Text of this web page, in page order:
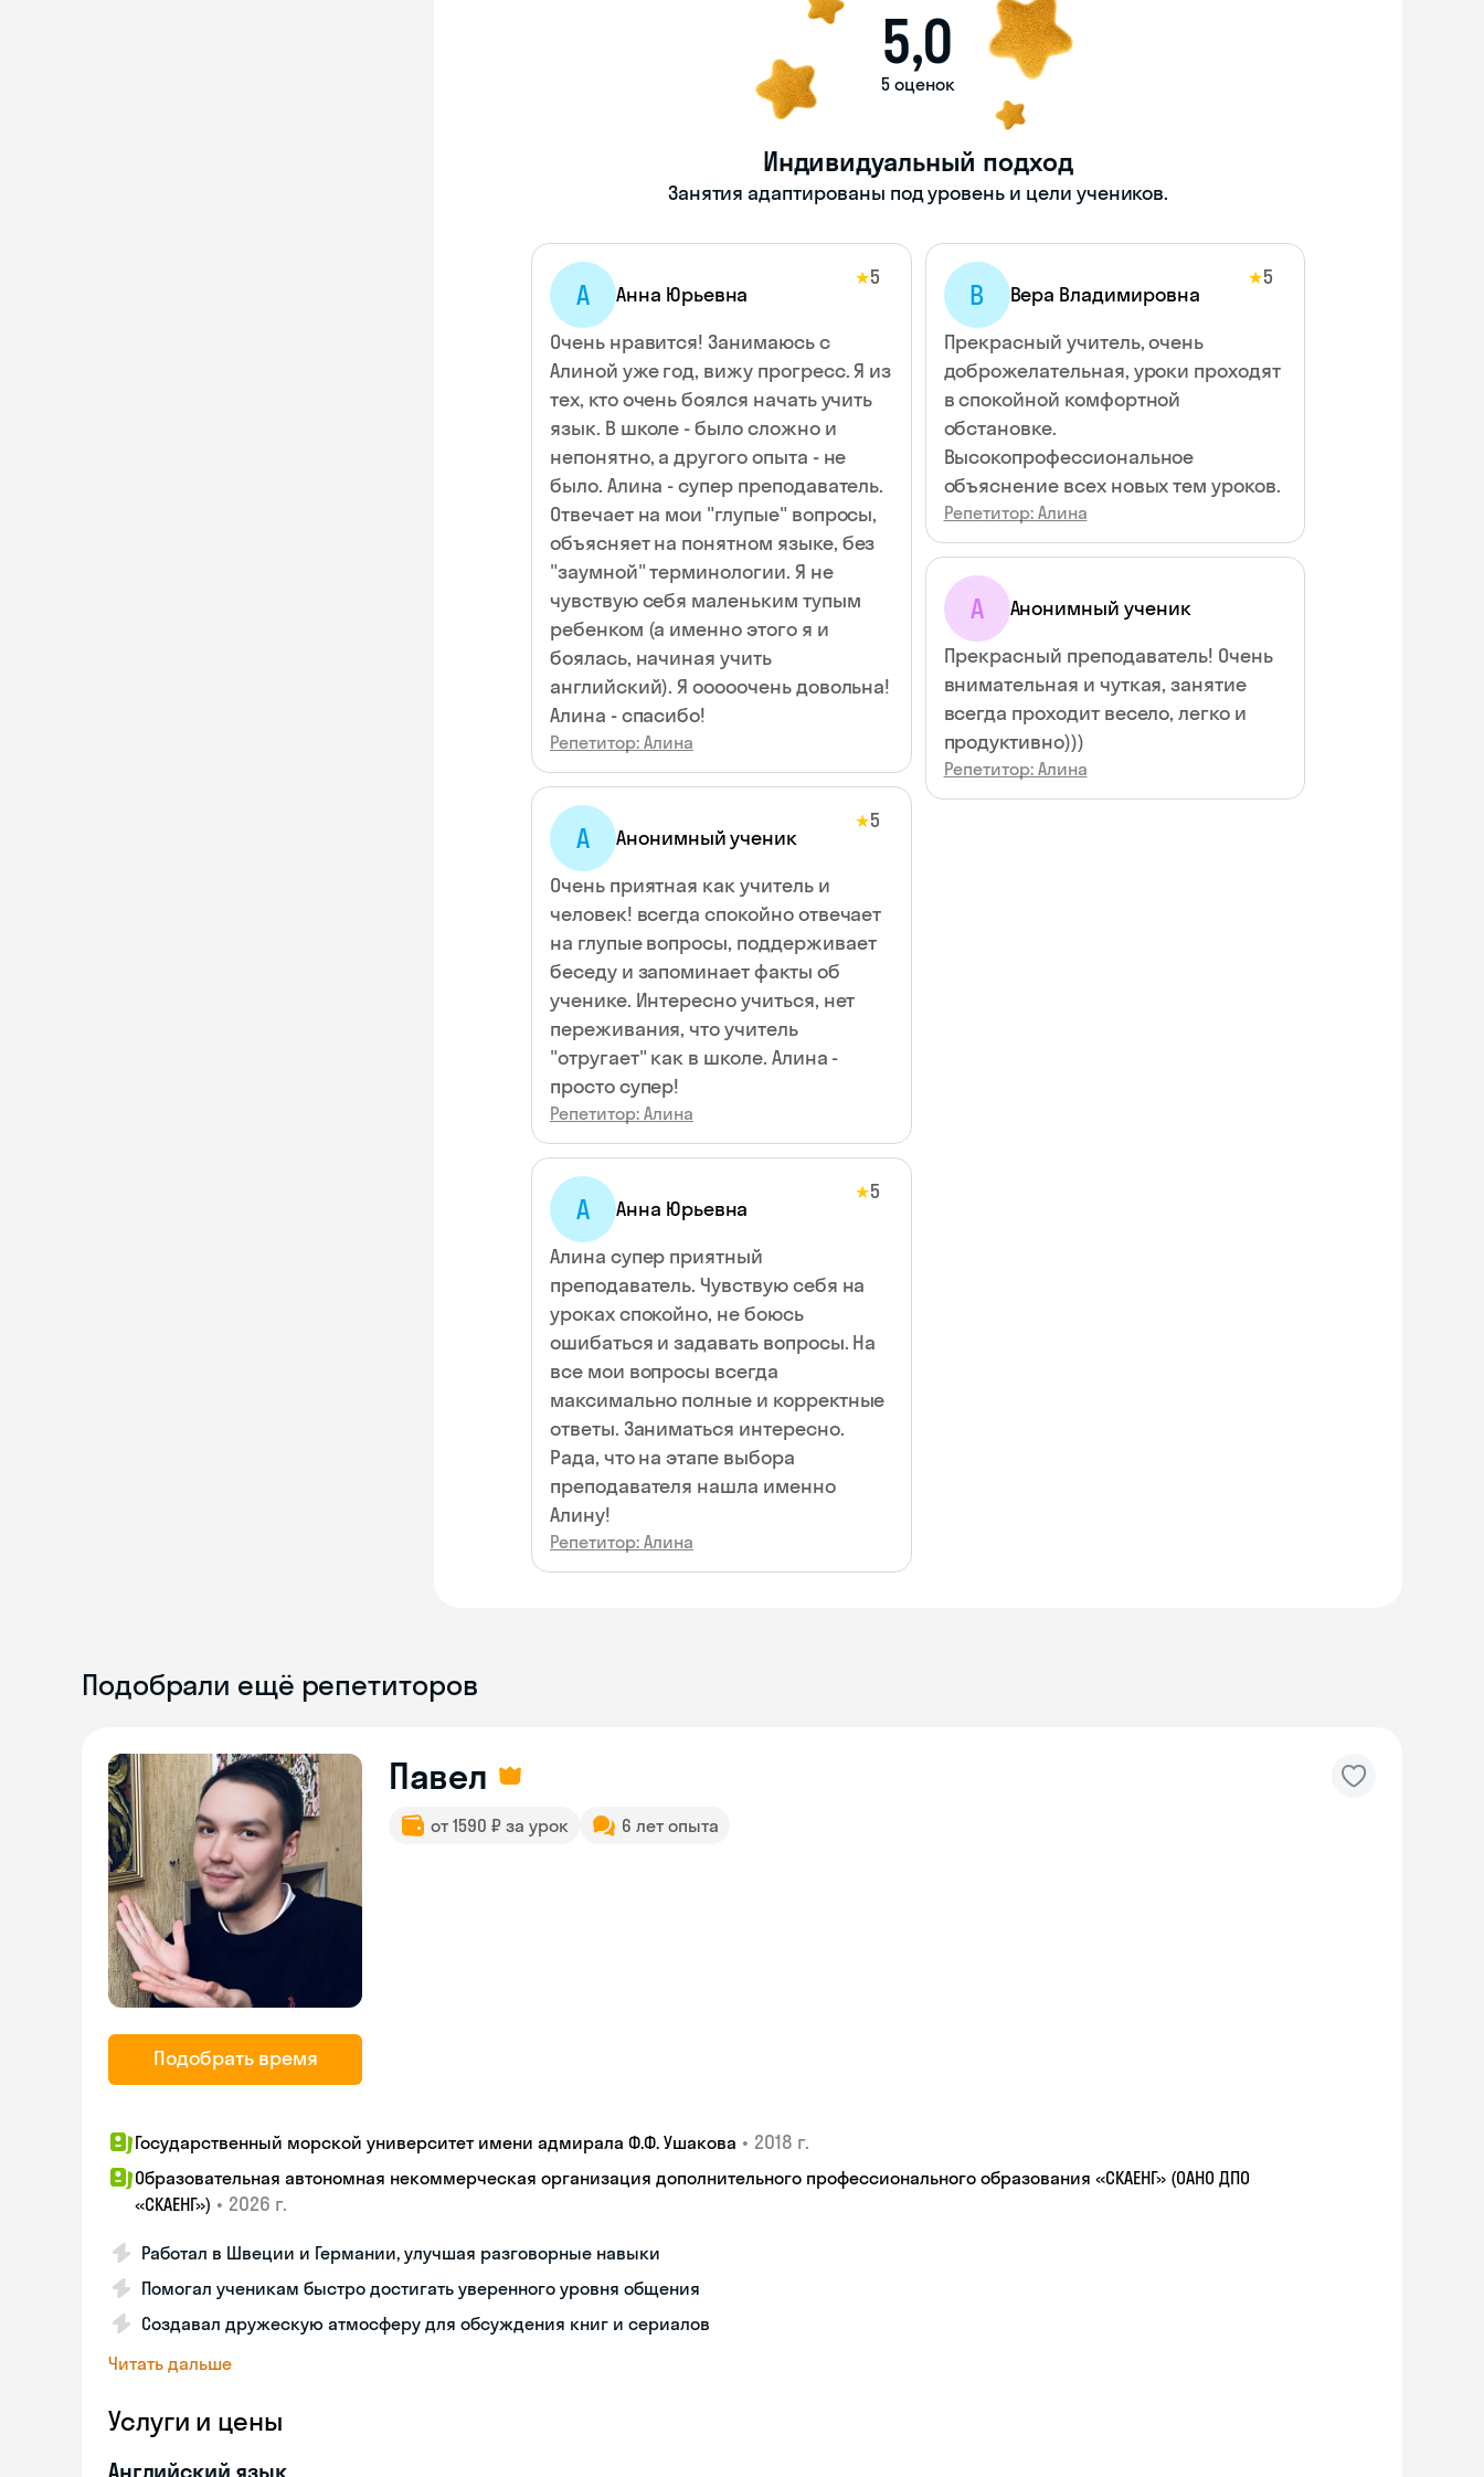
5,0
5 оценок
Индивидуальный подход
Занятия адаптированы под уровень и цели учеников.
А Анна Юрьевна
★5
Очень нравится! Занимаюсь с
Алиной уже год, вижу прогресс. Я из
тех, кто очень боялся начать учить
язык. В школе - было сложно и
непонятно, а другого опыта - не
было. Алина - супер преподаватель.
Отвечает на мои "глупые" вопросы,
объясняет на понятном языке, без
"заумной" терминологии. Я не
чувствую себя маленьким тупым
ребенком (а именно этого я и
боялась, начиная учить
английский). Я ооооочень довольна!
Алина - спасибо!
Репетитор: Алина
А Анонимный ученик
★5
Очень приятная как учитель и
человек! всегда спокойно отвечает
на глупые вопросы, поддерживает
беседу и запоминает факты об
ученике. Интересно учиться, нет
переживания, что учитель
"отругает" как в школе. Алина -
просто супер!
Репетитор: Алина
А Анна Юрьевна
★5
Алина супер приятный
преподаватель. Чувствую себя на
уроках спокойно, не боюсь
ошибаться и задавать вопросы. На
все мои вопросы всегда
максимально полные и корректные
ответы. Заниматься интересно.
Рада, что на этапе выбора
преподавателя нашла именно
Алину!
Репетитор: Алина
В Вера Владимировна
★5
Прекрасный учитель, очень
доброжелательная, уроки проходят
в спокойной комфортной
обстановке.
Высокопрофессиональное
объяснение всех новых тем уроков.
Репетитор: Алина
А
Анонимный ученик
Прекрасный преподаватель! Очень
внимательная и чуткая, занятие
всегда проходит весело, легко и
продуктивно)))
Репетитор: Алина
Подобрали ещё репетиторов
Подобрать время
Павел
от 1590 ₽ за урок 6 лет опыта
Государственный морской университет имени адмирала Ф.Ф. Ушакова • 2018 г.
Образовательная автономная некоммерческая организация дополнительного профессионального образования «СКАЕНГ» (ОАНО ДПО
«СКАЕНГ») • 2026 г.
Работал в Швеции и Германии, улучшая разговорные навыки
Помогал ученикам быстро достигать уверенного уровня общения
Создавал дружескую атмосферу для обсуждения книг и сериалов
Читать дальше
Услуги и цены
Английский язык